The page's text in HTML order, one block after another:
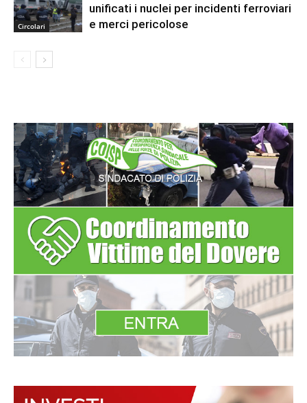
Circolari
unificati i nuclei per incidenti ferroviari
e merci pericolose